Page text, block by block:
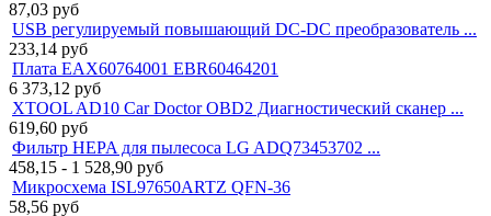
87,03 руб
USB регулируемый повышающий DC-DC преобразователь ...
233,14 руб
Плата EAX60764001 EBR60464201
6 373,12 руб
XTOOL AD10 Car Doctor OBD2 Диагностический сканер ...
619,60 руб
Фильтр HEPA для пылесоса LG ADQ73453702 ...
458,15 - 1 528,90 руб
Микросхема ISL97650ARTZ QFN-36
58,56 руб